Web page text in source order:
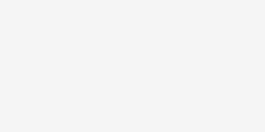
редко выходят за